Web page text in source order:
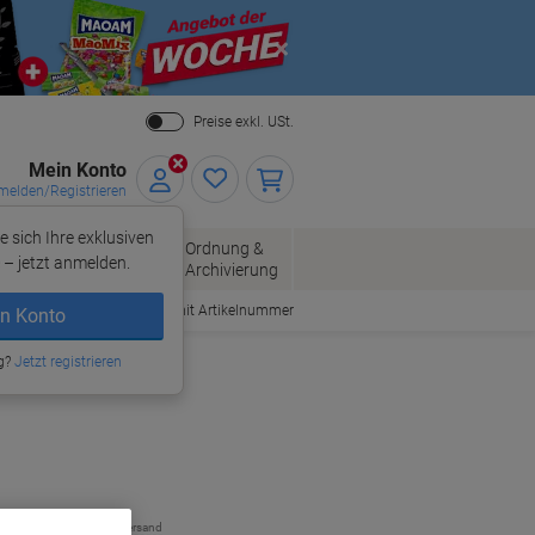
Close
Preise exkl. USt.
Mein Konto
Registrieren
sich Ihre exklusiven
jetzt anmelden.
Konto
Jetzt registrieren
Bürobedarf
Ordnung &
Archivierung
Bestellen mit Artikelnummer
zzgl. Versand